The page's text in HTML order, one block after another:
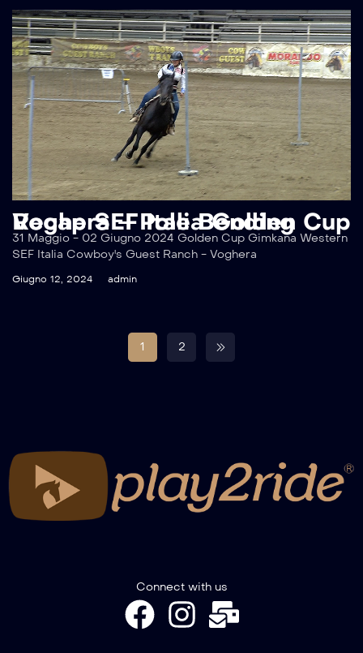
Recap SEF Italia Golden Cup Voghera – Pole Bending
31 Maggio - 02 Giugno 2024 Golden Cup Gimkana Western
SEF Italia Cowboy's Guest Ranch - Voghera
Giugno 12, 2024 admin
1 2
Connect with us